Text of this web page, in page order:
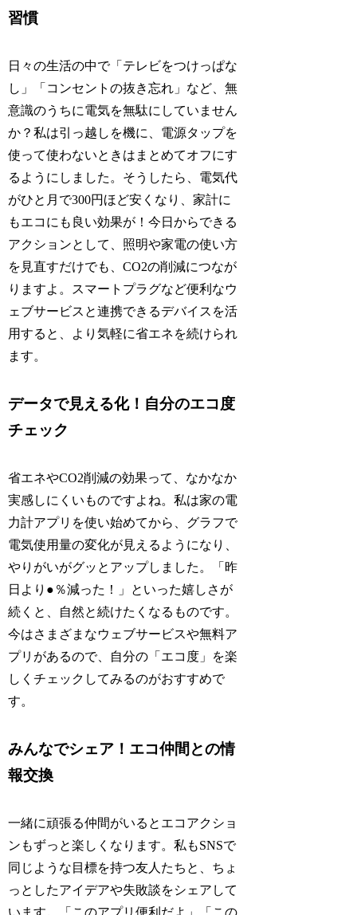
習慣
日々の生活の中で「テレビをつけっぱな
し」「コンセントの抜き忘れ」など、無
意識のうちに電気を無駄にしていません
か？私は引っ越しを機に、電源タップを
使って使わないときはまとめてオフにす
るようにしました。そうしたら、電気代
がひと月で300円ほど安くなり、家計に
もエコにも良い効果が！今日からできる
アクションとして、照明や家電の使い方
を見直すだけでも、CO2の削減につなが
りますよ。スマートプラグなど便利なウ
ェブサービスと連携できるデバイスを活
用すると、より気軽に省エネを続けられ
ます。
データで見える化！自分のエコ度
チェック
省エネやCO2削減の効果って、なかなか
実感しにくいものですよね。私は家の電
力計アプリを使い始めてから、グラフで
電気使用量の変化が見えるようになり、
やりがいがグッとアップしました。「昨
日より●％減った！」といった嬉しさが
続くと、自然と続けたくなるものです。
今はさまざまなウェブサービスや無料ア
プリがあるので、自分の「エコ度」を楽
しくチェックしてみるのがおすすめで
す。
みんなでシェア！エコ仲間との情
報交換
一緒に頑張る仲間がいるとエコアクショ
ンもずっと楽しくなります。私もSNSで
同じような目標を持つ友人たちと、ちょ
っとしたアイデアや失敗談をシェアして